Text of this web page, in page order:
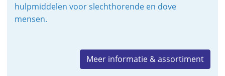
hulpmiddelen voor slechthorende en dove
mensen.
Meer informatie & assortiment